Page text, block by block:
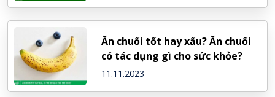
Ăn chuối tốt hay xấu? Ăn chuối
có tác dụng gì cho sức khỏe?
11.11.2023